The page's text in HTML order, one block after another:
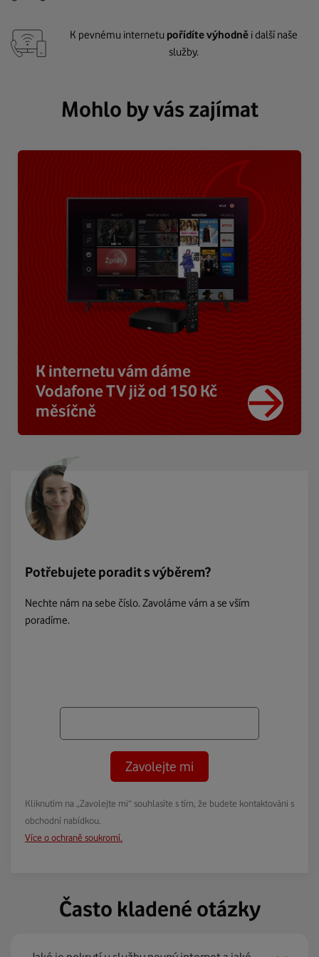
K pevnému internetu pořídíte výhodně i další naše
služby.
Mohlo by vás zajímat
K internetu vám dáme
Vodafone TV již od 150 Kč
měsíčně
Potřebujete poradit s výběrem?
Nechte nám na sebe číslo. Zavoláme vám a se vším
poradíme.
Zavolejte mi
Kliknutím na „Zavolejte mi“ souhlasíte s tím, že budete kontaktováni s
obchodní nabídkou.
Více o ochraně soukromí.
Často kladené otázky